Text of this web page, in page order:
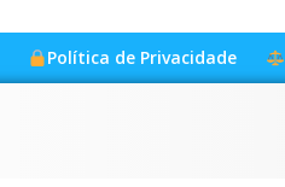
Política de Privacidade